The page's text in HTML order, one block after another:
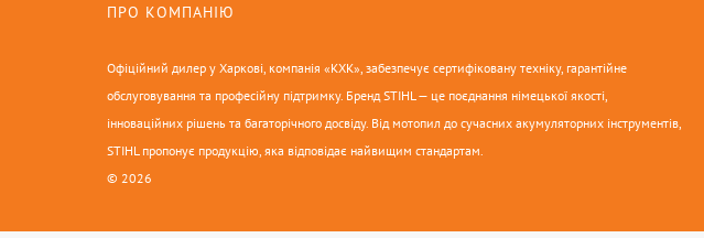
ПРО КОМПАНІЮ
Офіційний дилер у Харкові, компанія «КХК», забезпечує сертифіковану техніку, гарантійне
обслуговування та професійну підтримку. Бренд STIHL — це поєднання німецької якості,
інноваційних рішень та багаторічного досвіду. Від мотопил до сучасних акумуляторних інструментів,
STIHL пропонує продукцію, яка відповідає найвищим стандартам.
© 2026